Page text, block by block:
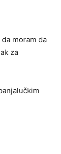
moram da
za